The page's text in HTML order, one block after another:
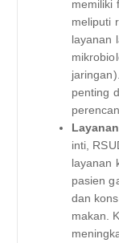
memiliki
meliputi
layanan
penting
inti,
layanan
pasien
dan
makan.